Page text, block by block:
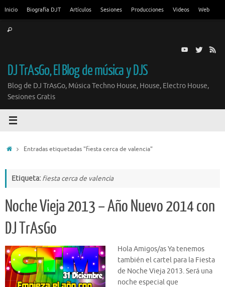
contenido
Inicio Biografía DJT Artículos Sesiones Producciones Videos Web
Buscar
DJ TrAsGo, El Blog de música y DJS
Blog de DJ TrAsGo, Música Techno House, House, Electro House,
Sesiones Gratis
InicioEntradas etiquetadas "fiesta cerca de valencia"
Etiqueta: fiesta cerca de valencia
Noche Vieja 2013 – Año Nuevo 2014 con
DJ TrAsGo
Hola Amigos/as Ya tenemos
también el cartel para la Fiesta
de Noche Vieja 2013. Será una
noche especial que